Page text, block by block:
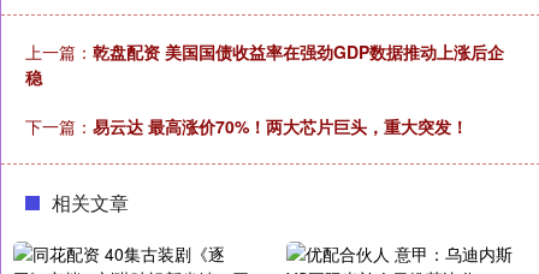
上一篇： 乾盘配资 美国国债收益率在强劲GDP数据推动上涨后企
稳
下一篇： 易云达 最高涨价70%！两大芯片巨头，重大突发！
相关文章